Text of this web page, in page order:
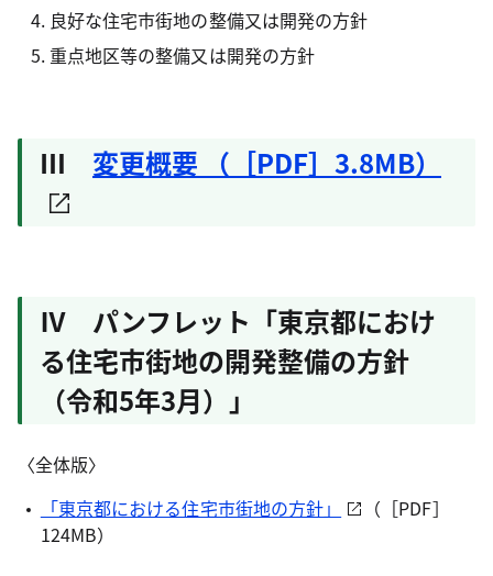
良好な住宅市街地の整備又は開発の方針
重点地区等の整備又は開発の方針
Ⅲ 変更概要 （［PDF］3.8MB）
Ⅳ パンフレット「東京都におけ
る住宅市街地の開発整備の方針
（令和5年3月）」
〈全体版〉
「東京都における住宅市街地の方針」
（［PDF］
124MB）